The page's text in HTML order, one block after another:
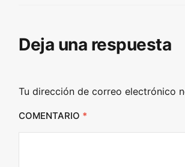
Deja una respuesta
Tu dirección de correo electrónico
COMENTARIO *